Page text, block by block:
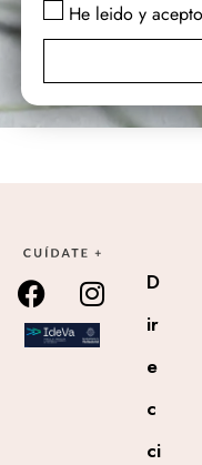
He leido y
D
ir
e
c
ci